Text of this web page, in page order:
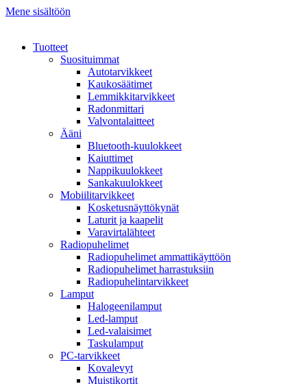
Mene sisältöön
Tuotteet
Suosituimmat
Autotarvikkeet
Kaukosäätimet
Lemmikkitarvikkeet
Radonmittari
Valvontalaitteet
Ääni
Bluetooth-kuulokkeet
Kaiuttimet
Nappikuulokkeet
Sankakuulokkeet
Mobiilitarvikkeet
Kosketusnäyttökynät
Laturit ja kaapelit
Varavirtalähteet
Radiopuhelimet
Radiopuhelimet ammattikäyttöön
Radiopuhelimet harrastuksiin
Radiopuhelintarvikkeet
Lamput
Halogeenilamput
Led-lamput
Led-valaisimet
Taskulamput
PC-tarvikkeet
Kovalevyt
Muistikortit